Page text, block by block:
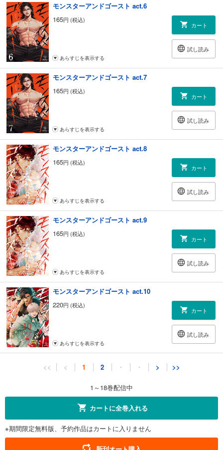
モンスターアンドゴースト act.6
165円 (税込)
カート
試し読み
あらすじを表示する
モンスターアンドゴースト act.7
165円 (税込)
カート
試し読み
あらすじを表示する
モンスターアンドゴースト act.8
165円 (税込)
カート
試し読み
あらすじを表示する
モンスターアンドゴースト act.9
165円 (税込)
カート
試し読み
あらすじを表示する
モンスターアンドゴースト act.10
220円 (税込)
カート
試し読み
あらすじを表示する
モンスターアンドゴースト act.11
モンスターアンドゴースト act.12
円 (税込)
<< < 1 2 ・ ・ > >>
1～18巻配信中
カートに全巻入れる
※期間限定無料版、予約作品はカートに入りません